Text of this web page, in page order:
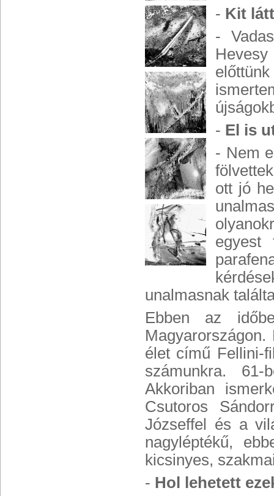
- Kit
-
- El is
- Nem
ott jó
egyest
unalmasnak
Ebben az
élet című Fellini-
számunkra.
Akkoriban
Csutoros
Józseffel és a
nagyléptékű,
kicsinyes,
- Hol lehetett